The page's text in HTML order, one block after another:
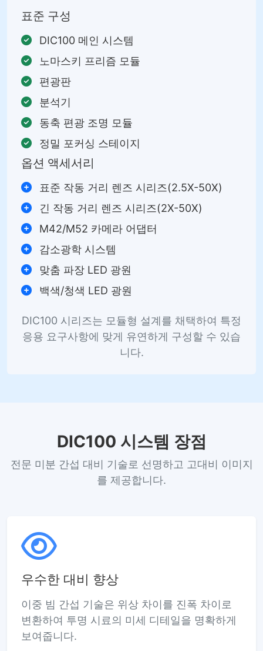
표준 구성
DIC100 메인 시스템
노마스키 프리즘 모듈
편광판
분석기
동축 편광 조명 모듈
정밀 포커싱 스테이지
옵션 액세서리
표준 작동 거리 렌즈 시리즈(2.5X-50X)
긴 작동 거리 렌즈 시리즈(2X-50X)
M42/M52 카메라 어댑터
감소광학 시스템
맞춤 파장 LED 광원
백색/청색 LED 광원
DIC100 시리즈는 모듈형 설계를 채택하여 특정
응용 요구사항에 맞게 유연하게 구성할 수 있습
니다.
DIC100 시스템 장점
전문 미분 간섭 대비 기술로 선명하고 고대비 이미지
를 제공합니다.
우수한 대비 향상
이중 빔 간섭 기술은 위상 차이를 진폭 차이로
변환하여 투명 시료의 미세 디테일을 명확하게
보여줍니다.